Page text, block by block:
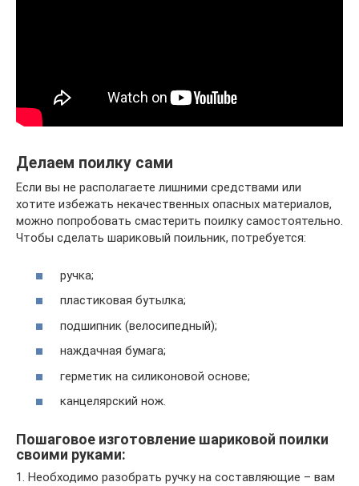
Делаем поилку сами
Если вы не располагаете лишними средствами или
хотите избежать некачественных опасных материалов,
можно попробовать смастерить поилку самостоятельно.
Чтобы сделать шариковый поильник, потребуется:
ручка;
пластиковая бутылка;
подшипник (велосипедный);
наждачная бумага;
герметик на силиконовой основе;
канцелярский нож.
Пошаговое изготовление шариковой поилки
своими руками:
1. Необходимо разобрать ручку на составляющие – вам